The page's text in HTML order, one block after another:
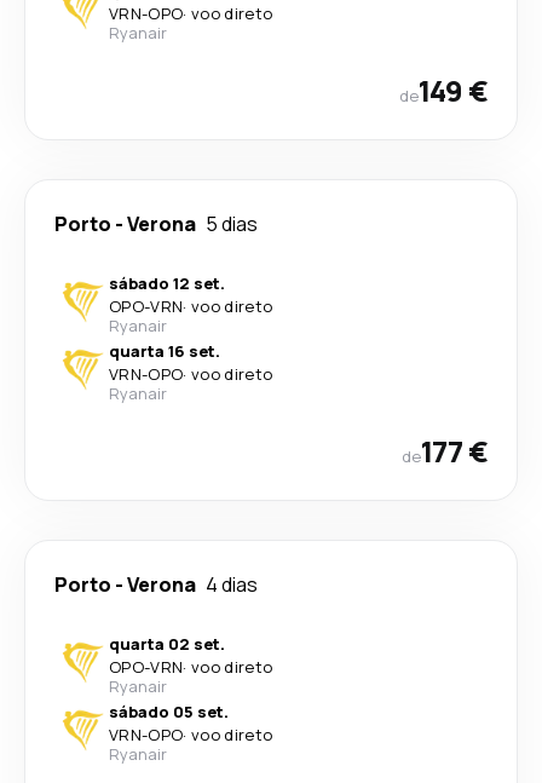
VRN-OPO· voo direto
Ryanair
de149 €
Porto -Verona 5 dias
sábado 12 set.
OPO-VRN· voo direto
Ryanair
quarta 16 set.
VRN-OPO· voo direto
Ryanair
de177 €
Porto -Verona 4 dias
quarta 02 set.
OPO-VRN· voo direto
Ryanair
sábado 05 set.
VRN-OPO· voo direto
Ryanair